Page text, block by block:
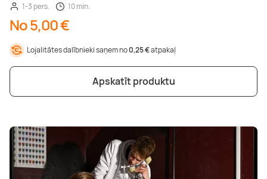
1-3 pers.
10 min.
No 5,00 €
Lojalitātes dalībnieki saņem no0,25 €atpakaļ
Apskatīt produktu